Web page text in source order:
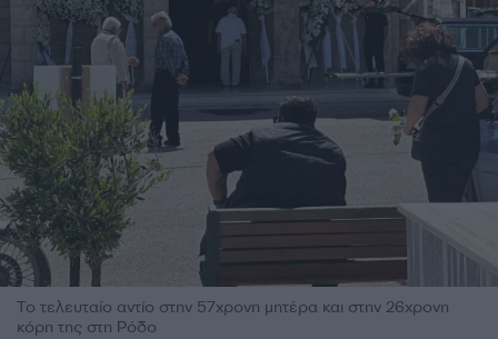
Το τελευταίο αντίο στην 57χρονη μητέρα και στην 26χρονη
κόρη της στη Ρόδο